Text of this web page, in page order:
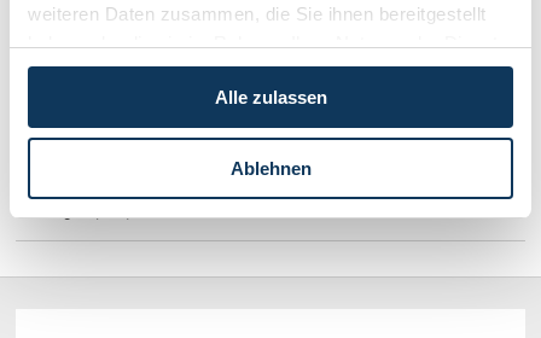
weiteren Daten zusammen, die Sie ihnen bereitgestellt
haben oder die sie im Rahmen Ihrer Nutzung der Dienste
gesammelt haben.
Alle zulassen
Ablehnen
Wirtschaftsrecht / Gesellschaftsrecht (382)
Familienrecht / Eherecht / Erbrecht (169)